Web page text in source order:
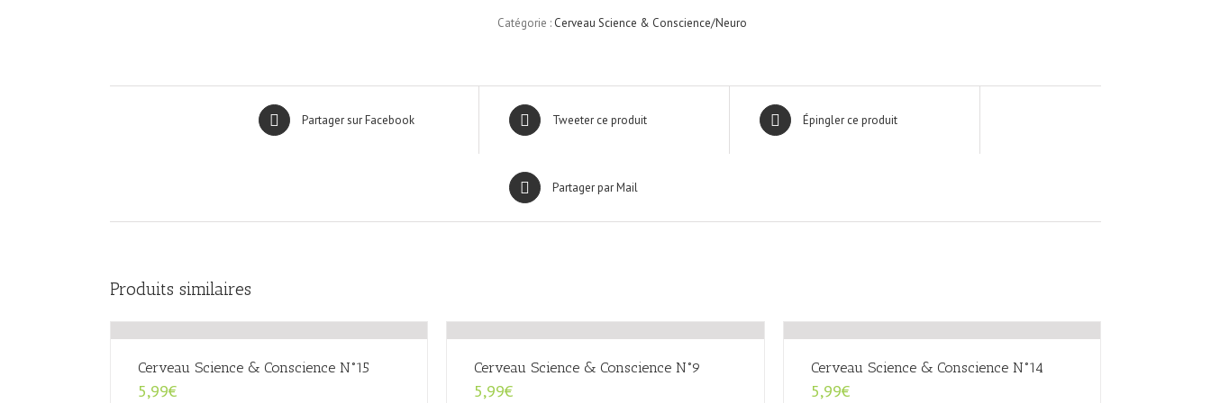
Conscience
Catégorie : Cerveau Science & Conscience/Neuro
Partager sur Facebook Tweeter ce produit Épingler ce produit
Partager par Mail
Produits similaires
Cerveau Science & Conscience N°15
5,99€
Cerveau Science & Conscience N°9
5,99€
Cerveau Science & Conscience N°14
5,99€